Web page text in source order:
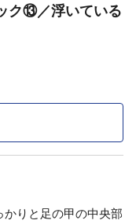
ク⑬／浮いている
かりと足の甲の中央部